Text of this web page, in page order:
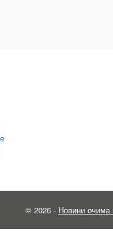
© 2026 - Новини очима